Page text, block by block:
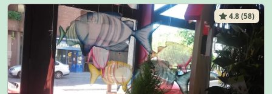
4.8 (58)